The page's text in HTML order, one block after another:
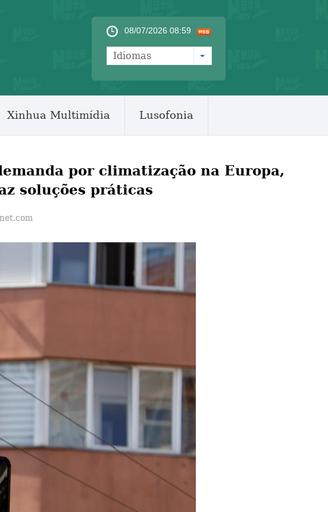
08/07/2026 08:59
Idiomas
Xinhua Multimídia Lusofonia
por climatização na Europa,
soluções práticas